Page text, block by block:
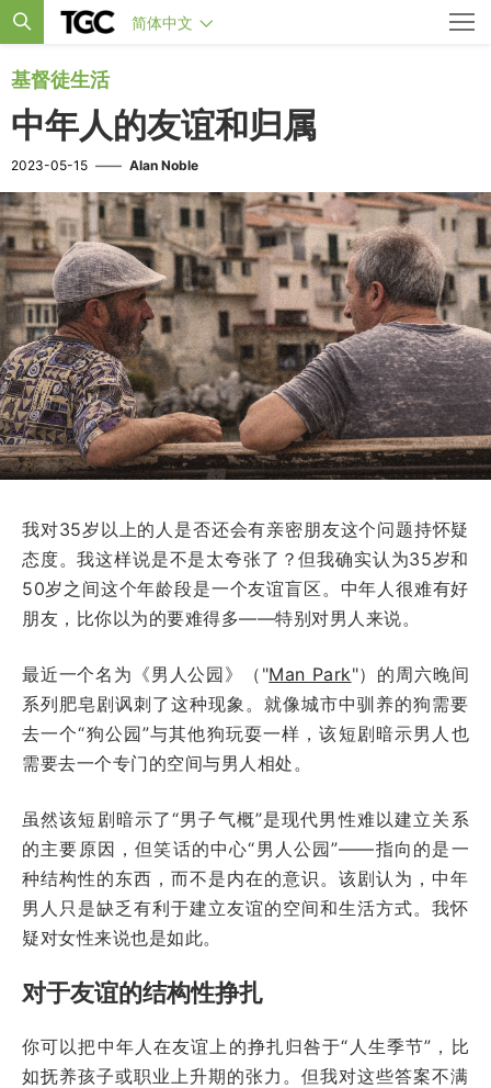
简体中文
基督徒生活
中年人的友谊和归属
2023-05-15 —— Alan Noble
我对35岁以上的人是否还会有亲密朋友这个问题持怀疑
态度。我这样说是不是太夸张了？但我确实认为35岁和
50岁之间这个年龄段是一个友谊盲区。中年人很难有好
朋友，比你以为的要难得多——特别对男人来说。
最近一个名为《男人公园》（"Man Park"）的周六晚间
系列肥皂剧讽刺了这种现象。就像城市中驯养的狗需要
去一个“狗公园”与其他狗玩耍一样，该短剧暗示男人也
需要去一个专门的空间与男人相处。
虽然该短剧暗示了“男子气概”是现代男性难以建立关系
的主要原因，但笑话的中心“男人公园”——指向的是一
种结构性的东西，而不是内在的意识。该剧认为，中年
男人只是缺乏有利于建立友谊的空间和生活方式。我怀
疑对女性来说也是如此。
对于友谊的结构性挣扎
你可以把中年人在友谊上的挣扎归咎于“人生季节”，比
如抚养孩子或职业上升期的张力。但我对这些答案不满